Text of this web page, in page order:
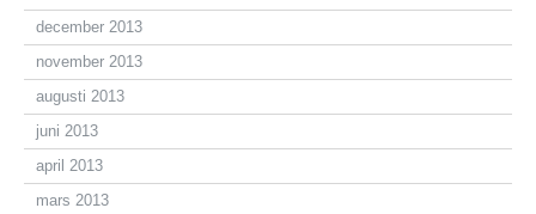
december 2013
november 2013
augusti 2013
juni 2013
april 2013
mars 2013